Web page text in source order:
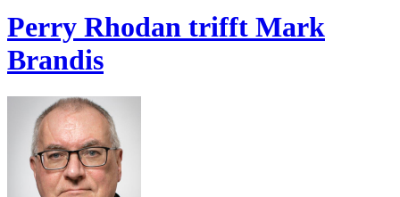
Perry Rhodan trifft Mark
Brandis